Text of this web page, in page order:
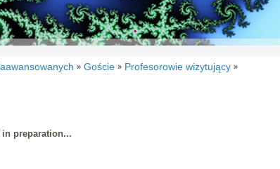
» Goście » Profesorowie wizytujący »
preparation...